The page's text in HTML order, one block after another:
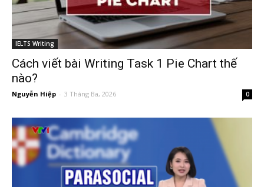
IELTS Writing
Cách viết bài Writing Task 1 Pie Chart thế
nào?
Nguyễn Hiệp - 3 Tháng Ba, 2026 0